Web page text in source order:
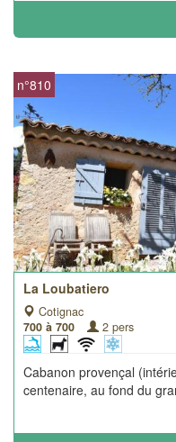
La Loubatiero
Cotignac
700 à 700
2 pers
Cabanon provençal
centenaire, au fond du
n°810